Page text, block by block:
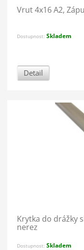
Vrut 4x16 A2,
Dostupnost: Skladem
Detail
Krytka do drážky
nerez
Dostupnost: Skladem